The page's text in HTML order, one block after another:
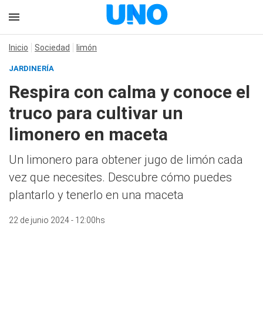
Inicio Sociedad limón
JARDINERÍA
Respira con calma y conoce el
truco para cultivar un
limonero en maceta
Un limonero para obtener jugo de limón cada
vez que necesites. Descubre cómo puedes
plantarlo y tenerlo en una maceta
22 de junio 2024 - 12:00hs